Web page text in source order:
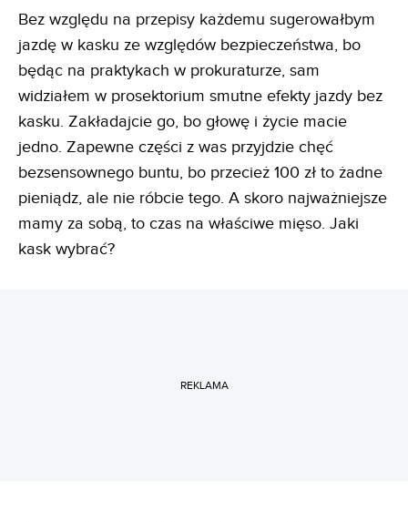
Bez względu na przepisy każdemu sugerowałbym
jazdę w kasku ze względów bezpieczeństwa, bo
będąc na praktykach w prokuraturze, sam
widziałem w prosektorium smutne efekty jazdy bez
kasku. Zakładajcie go, bo głowę i życie macie
jedno. Zapewne części z was przyjdzie chęć
bezsensownego buntu, bo przecież 100 zł to żadne
pieniądz, ale nie róbcie tego. A skoro najważniejsze
mamy za sobą, to czas na właściwe mięso. Jaki
kask wybrać?
REKLAMA